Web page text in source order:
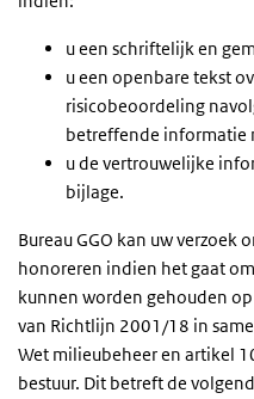
u een schriftelijk en
u een openbare tekst
risicobeoordeling
betreffende informatie
u de vertrouwelijke
bijlage.
BureauGGO kan uw verzoek
honoreren indien het gaat
kunnen worden gehouden
van Richtlijn 2001/18 in
Wet milieubeheer en artikel
bestuur. Dit betreft de